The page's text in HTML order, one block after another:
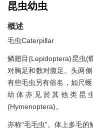
昆虫幼虫
概述
毛虫Caterpillar
鳞翅目(Lepidoptera)昆虫(
对胸足和数对腹足。头两
有些毛虫另有俗名，如尺
幼体亦见於其他类昆
(Hymenoptera)。
亦称“毛毛虫”。体上多毛的